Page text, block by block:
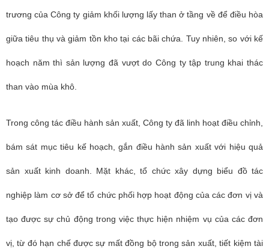
trương của Công ty giảm khối lượng lấy than ở tầng về để điều hòa
giữa tiêu thụ và giảm tồn kho tại các bãi chứa. Tuy nhiên, so với kế
hoạch năm thì sản lượng đã vượt do Công ty tập trung khai thác
than vào mùa khô.
Trong công tác điều hành sản xuất, Công ty đã linh hoạt điều chỉnh,
bám sát mục tiêu kế hoạch, gắn điều hành sản xuất với hiệu quả
sản xuất kinh doanh. Mặt khác, tổ chức xây dựng biểu đồ tác
nghiệp làm cơ sở để tổ chức phối hợp hoạt động của các đơn vị và
tạo được sự chủ động trong việc thực hiện nhiệm vụ của các đơn
vị, từ đó hạn chế được sự mất đồng bộ trong sản xuất, tiết kiệm tài